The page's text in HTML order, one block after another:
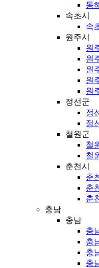
동
속초시
속
원주시
원
원
원
원
원
정선군
정
정
철원군
철
철
춘천시
춘
춘
춘
충남
충남
충
충
충
충